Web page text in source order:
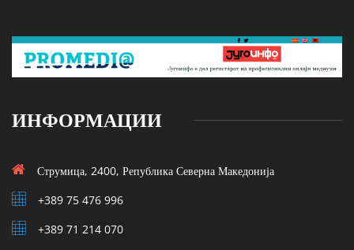
ИНФОРМАЦИИ
Струмица, 2400, Република Северна Македонија
+389 75 476 996
+389 71 214 070